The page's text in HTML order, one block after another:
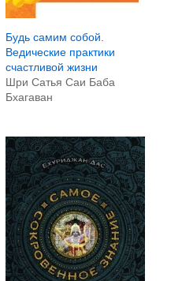
Будь самим собой.
Ведические практики
счастливой жизни
Шри Сатья Саи Баба
Бхагаван